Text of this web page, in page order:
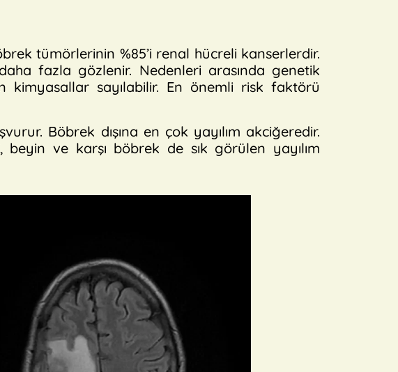
tümörlerinin %85’i renal hücreli kanserlerdir.
fazla gözlenir. Nedenleri arasında genetik
kimyasallar sayılabilir. En önemli risk faktörü
Böbrek dışına en çok yayılım akciğeredir.
ve karşı böbrek de sık görülen yayılım